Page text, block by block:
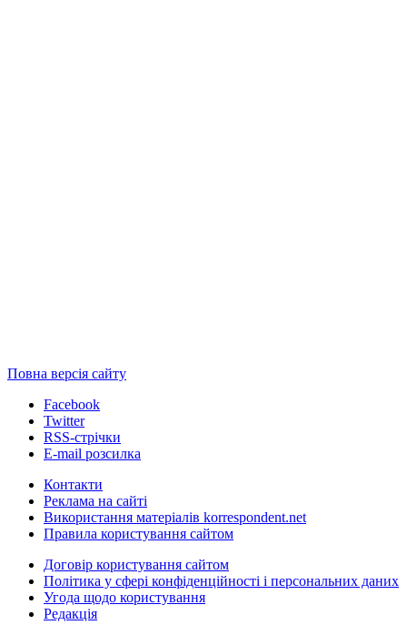
Повна версія сайту
Facebook
Twitter
RSS-стрічки
E-mail розсилка
Контакти
Реклама на сайті
Використання матеріалів korrespondent.net
Правила користування сайтом
Договір користування сайтом
Політика у сфері конфіденційності і персональних даних
Угода щодо користування
Редакція